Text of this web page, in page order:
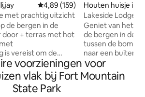
Gemiddelde beoordeling van
4,89 (159)
met prachtig uitzicht
de bergen in de
door + terras met hot
is vereist om de
Op 15
van Ellijay
unieke winkels,
River,
Houten huisje in
Lakeside Lodge
Geniet van het
de bergen in
tussen de
naar een
verjongende
het allemaal!
vijf hectare,
voorzieningen voor
vlak bij Fort Mountain
State Park